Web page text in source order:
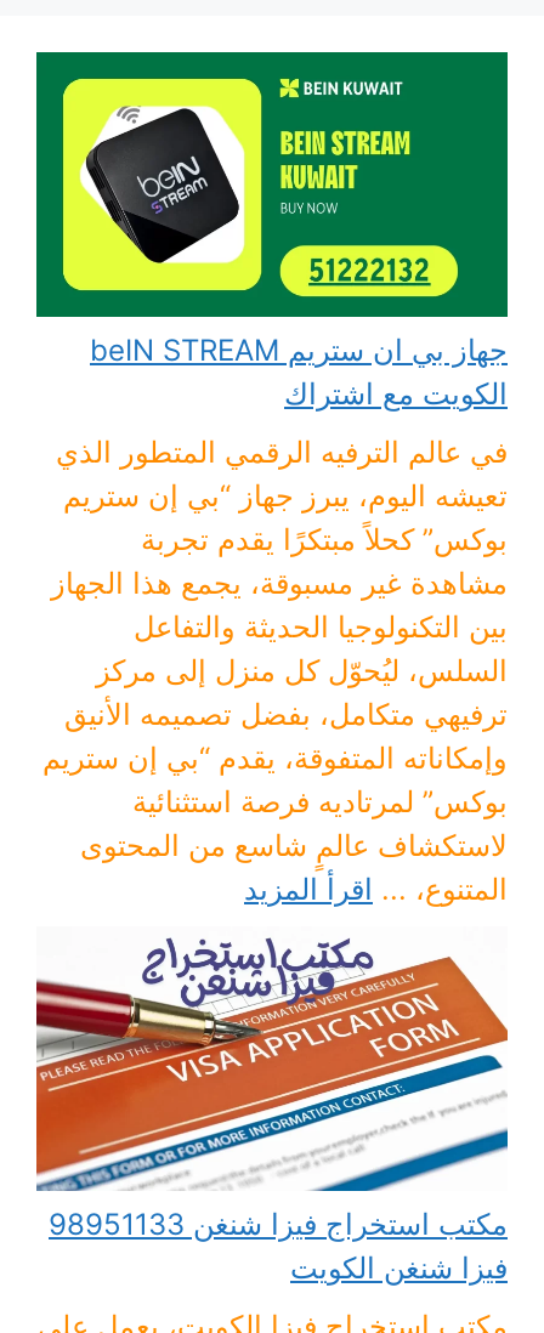
جهاز بي ان ستريم beIN STREAM
الكويت مع اشتراك
في عالم الترفيه الرقمي المتطور الذي
تعيشه اليوم، يبرز جهاز “بي إن ستريم
بوكس” كحلاً مبتكرًا يقدم تجربة
مشاهدة غير مسبوقة، يجمع هذا الجهاز
بين التكنولوجيا الحديثة والتفاعل
السلس، ليُحوّل كل منزل إلى مركز
ترفيهي متكامل، بفضل تصميمه الأنيق
وإمكاناته المتفوقة، يقدم “بي إن ستريم
بوكس” لمرتاديه فرصة استثنائية
لاستكشاف عالمٍ شاسع من المحتوى
المتنوع، ... اقرأ المزيد
مكتب استخراج فيزا شنغن 98951133
فيزا شنغن الكويت